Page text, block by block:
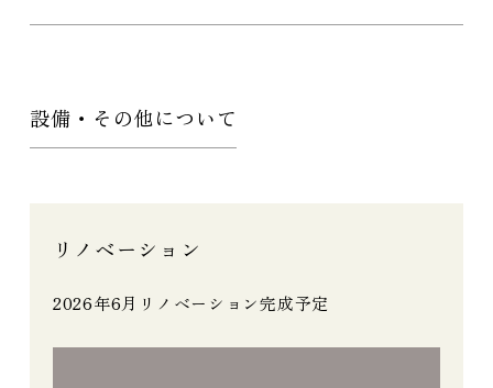
設備・その他について
リノベーション
2026年6月リノベーション完成予定